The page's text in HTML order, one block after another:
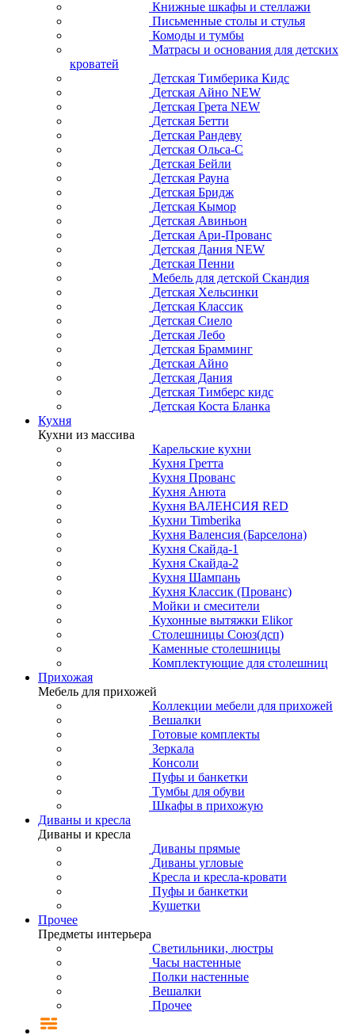
Книжные шкафы и стеллажи
Письменные столы и стулья
Комоды и тумбы
Матрасы и основания для детских
кроватей
Детская Тимберика Кидс
Детская Айно NEW
Детская Грета NEW
Детская Бетти
Детская Рандеву
Детская Ольса-С
Детская Бейли
Детская Рауна
Детская Бридж
Детская Кымор
Детская Авиньон
Детская Ари-Прованс
Детская Дания NEW
Детская Пенни
Мебель для детской Скандия
Детская Хельсинки
Детская Классик
Детская Сиело
Детская Лебо
Детская Брамминг
Детская Айно
Детская Дания
Детская Тимберс кидс
Детская Коста Бланка
Кухня
Кухни из массива
Карельские кухни
Кухня Гретта
Кухня Прованс
Кухня Анюта
Кухня ВАЛЕНСИЯ RED
Кухни Timberika
Кухня Валенсия (Барселона)
Кухня Скайда-1
Кухня Скайда-2
Кухня Шампань
Кухня Классик (Прованс)
Мойки и смесители
Кухонные вытяжки Elikor
Столешницы Союз(дсп)
Каменные столешницы
Комплектующие для столешниц
Прихожая
Мебель для прихожей
Коллекции мебели для прихожей
Вешалки
Готовые комплекты
Зеркала
Консоли
Пуфы и банкетки
Тумбы для обуви
Шкафы в прихожую
Диваны и кресла
Диваны и кресла
Диваны прямые
Диваны угловые
Кресла и кресла-кровати
Пуфы и банкетки
Кушетки
Прочее
Предметы интерьера
Светильники, люстры
Часы настенные
Полки настенные
Вешалки
Прочее